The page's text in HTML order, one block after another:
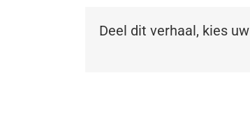
Deel dit verhaal, kies